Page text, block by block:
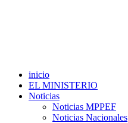
inicio
EL MINISTERIO
Noticias
Noticias MPPEF
Noticias Nacionales